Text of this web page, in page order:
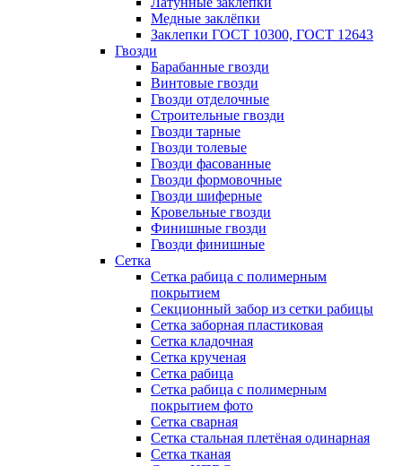
Медные заклёпки
Заклепки ГОСТ 10300, ГОСТ 12643
Гвозди
Барабанные гвозди
Винтовые гвозди
Гвозди отделочные
Строительные гвозди
Гвозди тарные
Гвозди толевые
Гвозди фасованные
Гвозди формовочные
Гвозди шиферные
Кровельные гвозди
Финишные гвозди
Гвозди финишные
Сетка
Сетка рабица с полимерным
покрытием
Секционный забор из сетки рабицы
Сетка заборная пластиковая
Сетка кладочная
Сетка крученая
Сетка рабица
Сетка рабица с полимерным
покрытием фото
Сетка сварная
Сетка стальная плетёная одинарная
Сетка тканая